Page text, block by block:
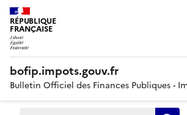
RÉPUBLIQUE
FRANÇAISE
bofip.impots.gouv.fr
Bulletin Officiel des Finances Publiques -